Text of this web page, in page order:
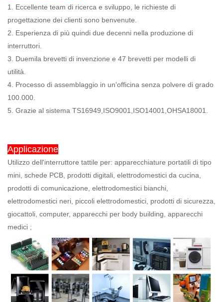
1. Eccellente team di ricerca e sviluppo, le richieste di
progettazione dei clienti sono benvenute.
2. Esperienza di più quindi due decenni nella produzione di
interruttori.
3. Duemila brevetti di invenzione e 47 brevetti per modelli di
utilità.
4. Processo di assemblaggio in un'officina senza polvere di grado
100.000.
5. Grazie al sistema TS16949,ISO9001,ISO14001,OHSA18001.
Applicazione
Utilizzo dell'interruttore tattile per: apparecchiature portatili di tipo
mini, schede PCB, prodotti digitali, elettrodomestici da cucina,
prodotti di comunicazione, elettrodomestici bianchi,
elettrodomestici neri, piccoli elettrodomestici, prodotti di sicurezza,
giocattoli, computer, apparecchi per body building, apparecchi
medici ;